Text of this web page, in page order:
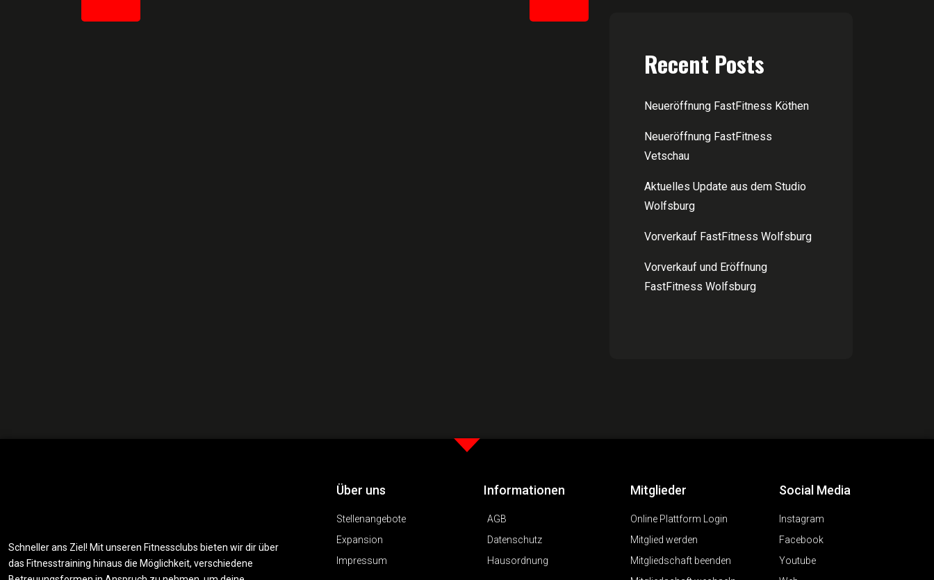
Recent Posts
Neueröffnung FastFitness Köthen
Neueröffnung FastFitness
Vetschau
Aktuelles Update aus dem Studio
Wolfsburg
Vorverkauf FastFitness Wolfsburg
Vorverkauf und Eröffnung
FastFitness Wolfsburg
Schneller ans Ziel! Mit unseren Fitnessclubs bieten wir dir über
das Fitnesstraining hinaus die Möglichkeit, verschiedene
Über uns
Stellenangebote
Expansion
Impressum
Informationen
AGB
Datenschutz
Hausordnung
Mitglieder
Online Plattform Login
Mitglied werden
Mitgliedschaft beenden
Social Media
Instagram
Facebook
Youtube